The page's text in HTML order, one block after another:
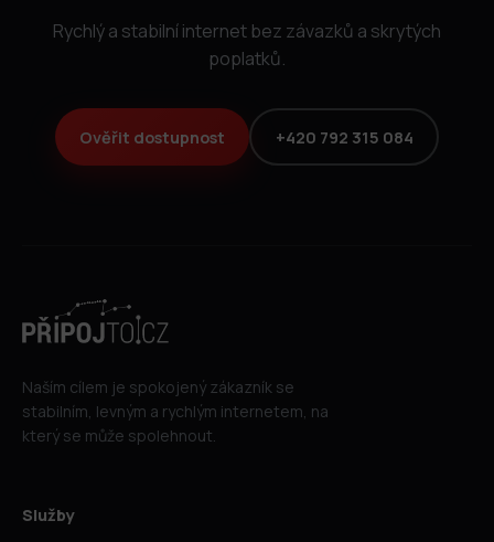
Rychlý a stabilní internet bez závazků a skrytých
poplatků.
Ověřit dostupnost +420 792 315 084
Naším cílem je spokojený zákazník se
stabilním, levným a rychlým internetem, na
který se může spolehnout.
Služby